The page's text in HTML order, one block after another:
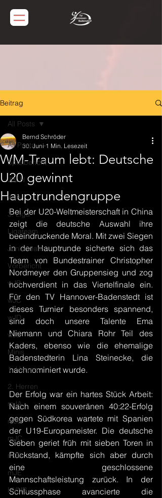
Beitrag
All Posts
Spielbericht
JBLH
wJA
3. Liga
Ligateam
Juniorteam
Vorbericht
wJB
wJC
wJD
wJE
Minis
1. Herren
2. Herren
mJA
mJB
mJC
mJD
mJE
HVNB
All Posts
WM-Traum lebt: Deutsche
U20 gewinnt
Hauptrundengruppe
Bernd Schröder
30. Juni 1 Min. Lesezeit
Bei der U20-Weltmeisterschaft in China
zeigt die deutsche Auswahl ihre
beeindruckende Moral. Mit zwei Siegen
in der Hauptrunde sicherte sich das
Team von Bundestrainer Christopher
Nordmeyer den Gruppensieg und zog
hochverdient in das Viertelfinale ein.
Für den TV Hannover-Badenstedt ist
dieses Turnier besonders spannend,
sind doch unsere Talente Ema
Niemann und Chiara Rohr Teil des
Kaders, ebenso wie die ehemalige
Badenstedterin Lina Steinecke, die
nachnominiert wurde.
Der Erfolg war ein hartes Stück Arbeit:
Nach einem souveränen 40:22-Erfolg
gegen Südkorea wartete mit Spanien
der U19-Europameister. Die deutsche
Sieben geriet früh mit sieben Toren in
Rückstand, kämpfte sich aber durch
eine geschlossene
Mannschaftsleistung zurück. In der
Schlussphase avancierte die